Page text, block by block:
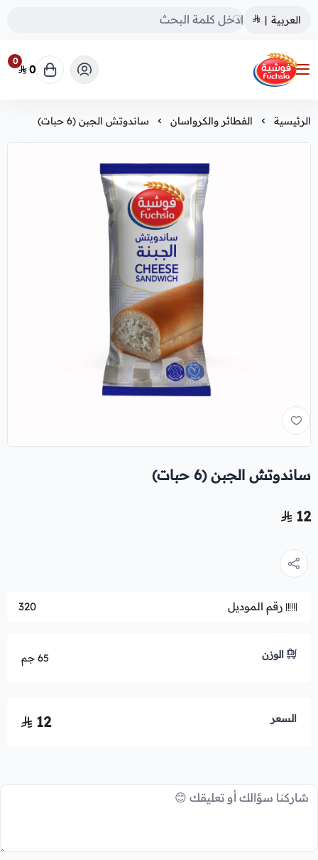
العربية |
فوشية
0
0
الرئيسية الفطائر والكرواسان ساندوتش الجبن (6 حبات)
ساندوتش الجبن (6 حبات)
12
رقم الموديل 320
الوزن 65 جم
السعر 12